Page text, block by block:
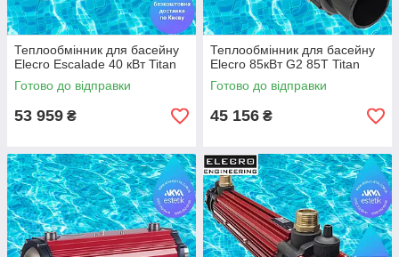
Теплообмінник для басейну
Elecro Escalade 40 кВт Titan
Готово до відправки
53 959 ₴
Теплообмінник для басейну
Elecro 85кВт G2 85T Titan
Готово до відправки
45 156 ₴